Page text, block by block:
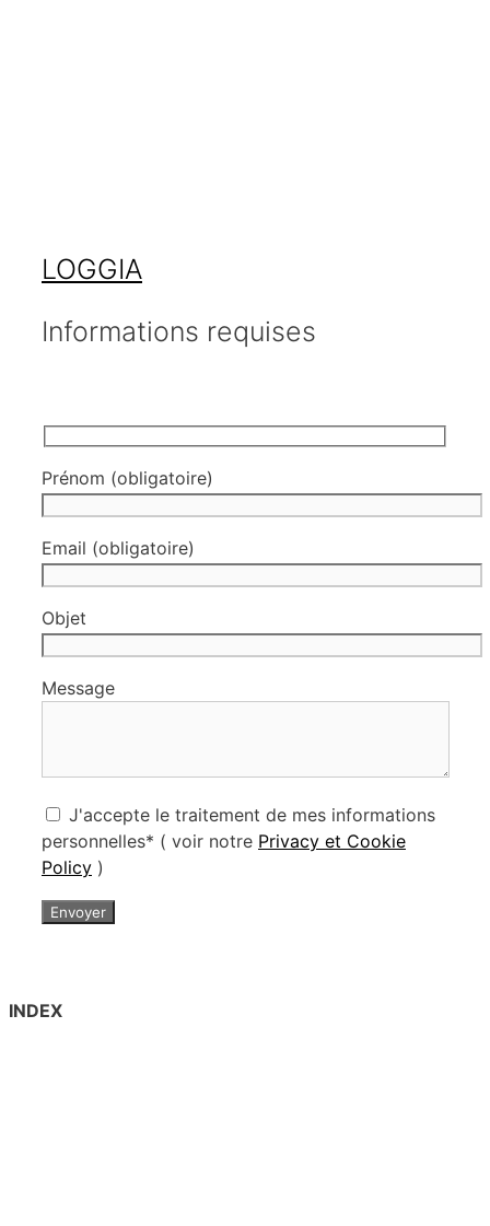
LOGGIA
Informations requises
Prénom (obligatoire)
Email (obligatoire)
Objet
Message
J'accepte le traitement de mes informations
personnelles* ( voir notre Privacy et Cookie
Policy )
INDEX